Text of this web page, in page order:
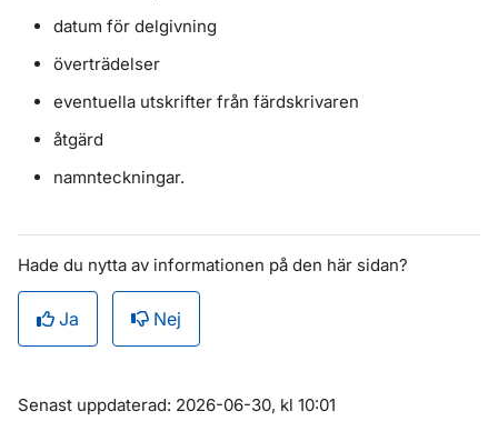
datum för delgivning
överträdelser
eventuella utskrifter från färdskrivaren
åtgärd
namnteckningar.
Hade du nytta av informationen på den här sidan?
Ja Nej
Om sidan
Senast uppdaterad: 2026-06-30, kl 10:01